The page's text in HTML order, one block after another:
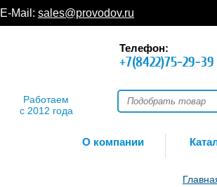
E-Mail: sales@provodov.ru
Работаем
с 2012 года
Телефон:
+7(8422)75-29-39
О компании